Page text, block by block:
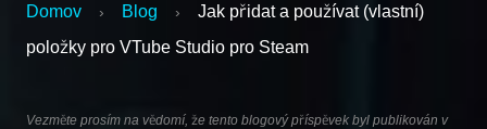
Domov › Blog ›
Jak přidat a používat (vlastní)
položky pro VTube Studio pro Steam
Vezměte prosím na vědomí, že tento blogový příspěvek byl publikován v